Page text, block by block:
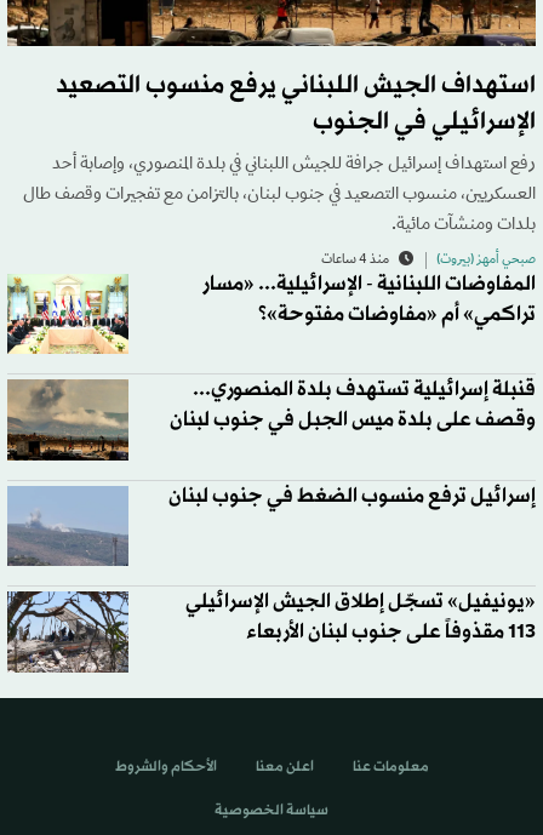
استهداف الجيش اللبناني يرفع منسوب التصعيد
الإسرائيلي في الجنوب
رفع استهداف إسرائيل جرافة للجيش اللبناني في بلدة المنصوري، وإصابة أحد
العسكريين، منسوب التصعيد في جنوب لبنان، بالتزامن مع تفجيرات وقصف طال
بلدات ومنشآت مائية.
صبحي أمهز (بيروت) منذ 4 ساعات
المفاوضات اللبنانية - الإسرائيلية... «مسار
تراكمي» أم «مفاوضات مفتوحة»؟
قنبلة إسرائيلية تستهدف بلدة المنصوري...
وقصف على بلدة ميس الجبل في جنوب لبنان
إسرائيل ترفع منسوب الضغط في جنوب لبنان
«يونيفيل» تسجّل إطلاق الجيش الإسرائيلي
113 مقذوفاً على جنوب لبنان الأربعاء
معلومات عنا اعلن معنا الأحكام والشروط
سياسة الخصوصية